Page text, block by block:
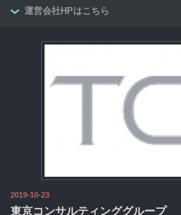
運営会社HPはこちら
2019-10-23
東京コンサルティンググループ